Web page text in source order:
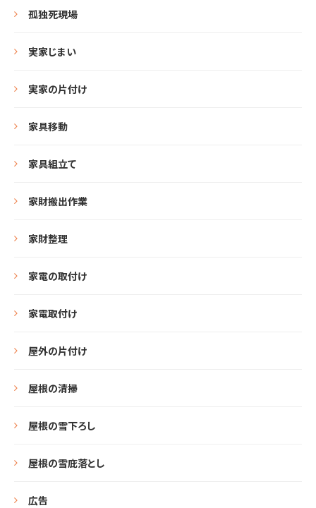
孤独死現場
実家じまい
実家の片付け
家具移動
家具組立て
家財搬出作業
家財整理
家電の取付け
家電取付け
屋外の片付け
屋根の清掃
屋根の雪下ろし
屋根の雪庇落とし
広告